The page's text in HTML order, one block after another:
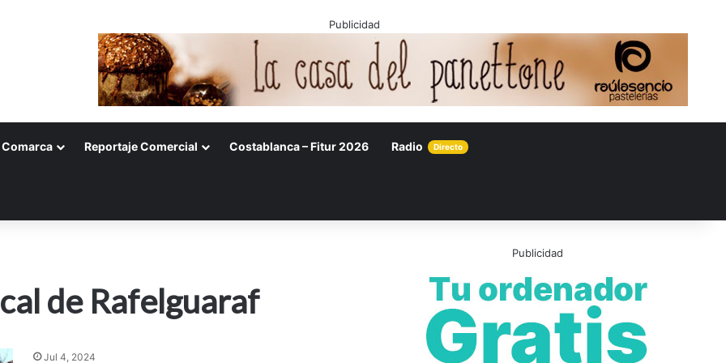
Publicidad
Comarca Reportaje Comercial Costablanca – Fitur 2026 Radio Directo
de Rafelguaraf
Jul 4, 2024
Publicidad